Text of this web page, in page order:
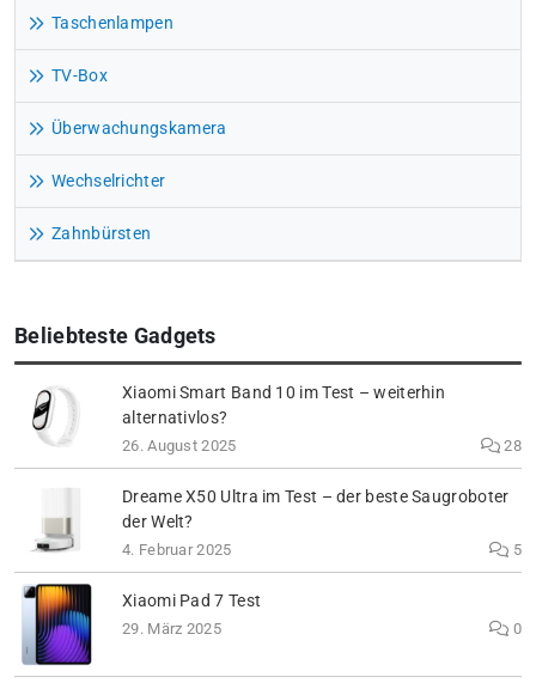
Taschenlampen
TV-Box
Überwachungskamera
Wechselrichter
Zahnbürsten
Beliebteste Gadgets
Xiaomi Smart Band 10 im Test – weiterhin
alternativlos?
26. August 2025 28
Dreame X50 Ultra im Test – der beste Saugroboter
der Welt?
4. Februar 2025 5
Xiaomi Pad 7 Test
29. März 2025 0